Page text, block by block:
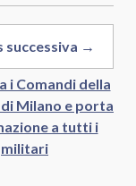
successiva →
i Comandi della
Milano e porta
a tutti i
militari